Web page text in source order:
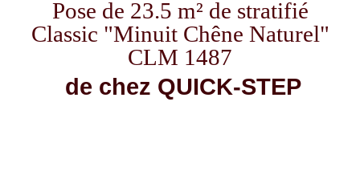
Pose de 23.5 m² de stratifié
Classic "Minuit Chêne Naturel"
CLM 1487
de chez QUICK-STEP